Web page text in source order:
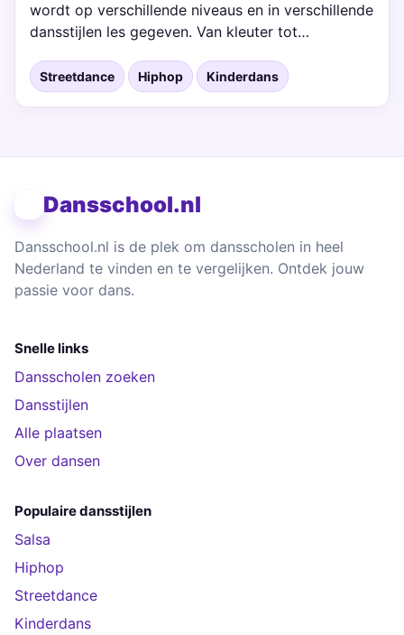
wordt op verschillende niveaus en in verschillende
dansstijlen les gegeven. Van kleuter tot…
Streetdance Hiphop Kinderdans
Dansschool.nl
Dansschool.nl is de plek om dansscholen in heel
Nederland te vinden en te vergelijken. Ontdek jouw
passie voor dans.
Snelle links
Dansscholen zoeken
Dansstijlen
Alle plaatsen
Over dansen
Populaire dansstijlen
Salsa
Hiphop
Streetdance
Kinderdans